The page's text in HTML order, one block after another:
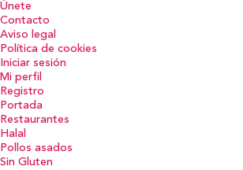
Únete
Contacto
Aviso legal
Política de cookies
Iniciar sesión
Mi perfil
Registro
Portada
Restaurantes
Halal
Pollos asados
Sin Gluten